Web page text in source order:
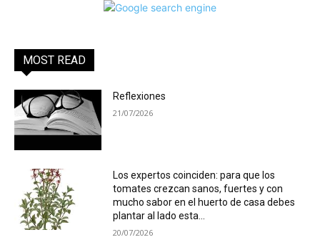
MOST READ
Reflexiones
21/07/2026
Los expertos coinciden: para que los
tomates crezcan sanos, fuertes y con
mucho sabor en el huerto de casa debes
plantar al lado esta...
20/07/2026